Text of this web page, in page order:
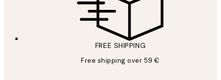
FREE SHIPPING
Free shipping over 59 €